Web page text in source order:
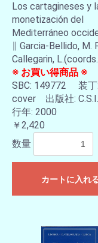
Los cartagineses y
monetización del
Mediterráneo
∥ Garcia-Bellido, M.
Callegarin,
※ お買い得商品 ※
SBC: 149772 装丁
cover 出版社:
行年: 2000
￥2,420
数量
カートに入れ